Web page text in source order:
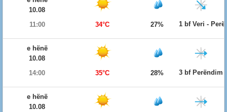
10.08
11:00
34°C 27% 1 bf Veri -
e hënë
10.08
14:00
35°C 28% 3 bf Perëndim
e hënë
10.08